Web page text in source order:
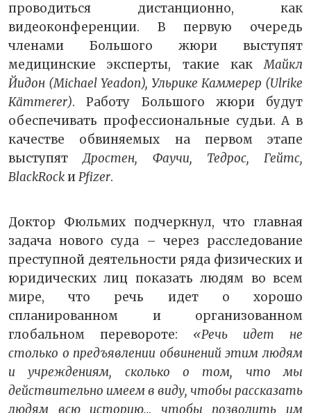
проводиться дистанционно, как
видеоконференции. В первую очередь
членами Большого жюри выступят
медицинские эксперты, такие какМайкл
Йидон (Michael Yeadon), Ульрике Каммерер (Ulrike
Kämmerer). Работу Большого жюри будут
обеспечивать профессиональные судьи. А в
качестве обвиняемых на первом этапе
выступятДростен, Фаучи, Тедрос, Гейтс,
BlackRockиPfizer.
Доктор Фюльмих подчеркнул, что главная
задача нового суда – через расследование
преступной деятельности ряда физических и
юридических лиц показать людям во всем
мире, что речь идет о хорошо
спланированном и организованном
глобальном перевороте: «Речь идет не
столько о предъявлении обвинений этим людям
и учреждениям, сколько о том, что мы
действительно имеем в виду, чтобы рассказать
людям всю историю… чтобы позволить им